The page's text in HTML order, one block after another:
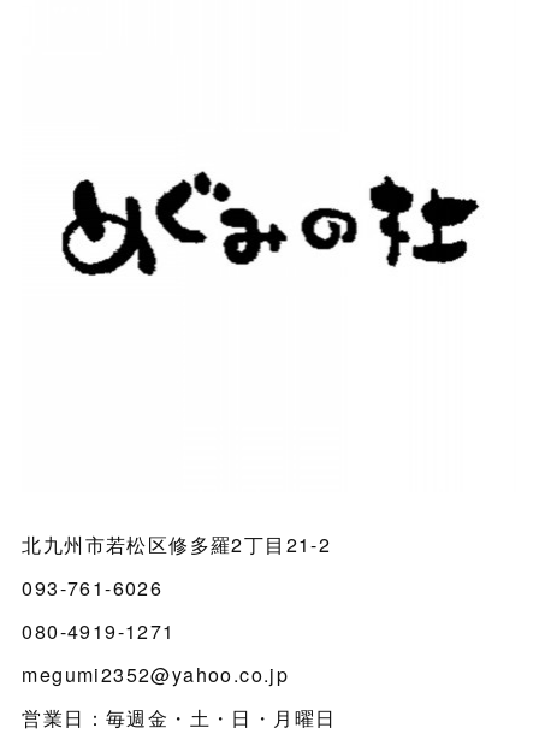
北九州市若松区修多羅2丁目21-2
093-761-6026
080-4919-1271
megumi2352@yahoo.co.jp
営業日：毎週金・土・日・月曜日